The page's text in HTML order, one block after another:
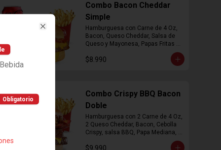
Combo Bacon Cheddar
Simple
Hamburguesa con Carne de 4 Oz,
Bacon, Queso Cheddar, Salsa de
Queso y Mayonesa, Papas Fritas
$8.990
Combo Crispy BBQ Bacon
Doble
Hamburguesa con 2 Carne de 4 Oz,
2 Queso Cheddar, Bacon, Cebolla
Crispy, salsa BBQ, Papa Mediana,
$9.990
Obligatorio